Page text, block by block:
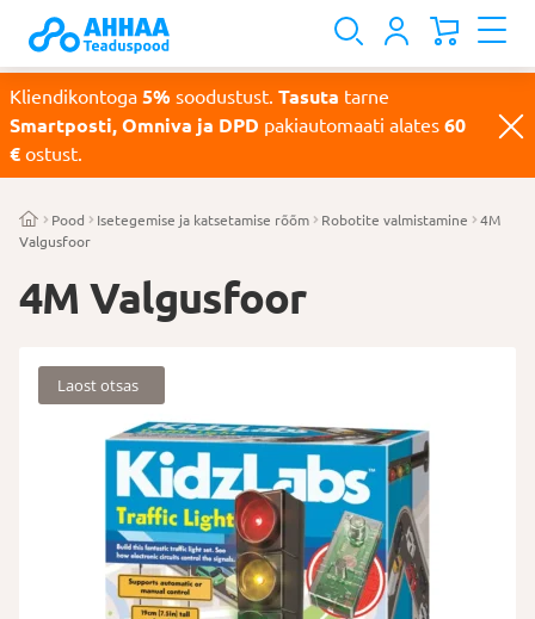
Kliendikontoga 5% soodustust. Tasuta tarne
Smartposti, Omniva ja DPD pakiautomaati alates 60
€ ostust.
Pood Isetegemise ja katsetamise rõõm Robotite valmistamine
4M
Valgusfoor
4M Valgusfoor
Laost otsas